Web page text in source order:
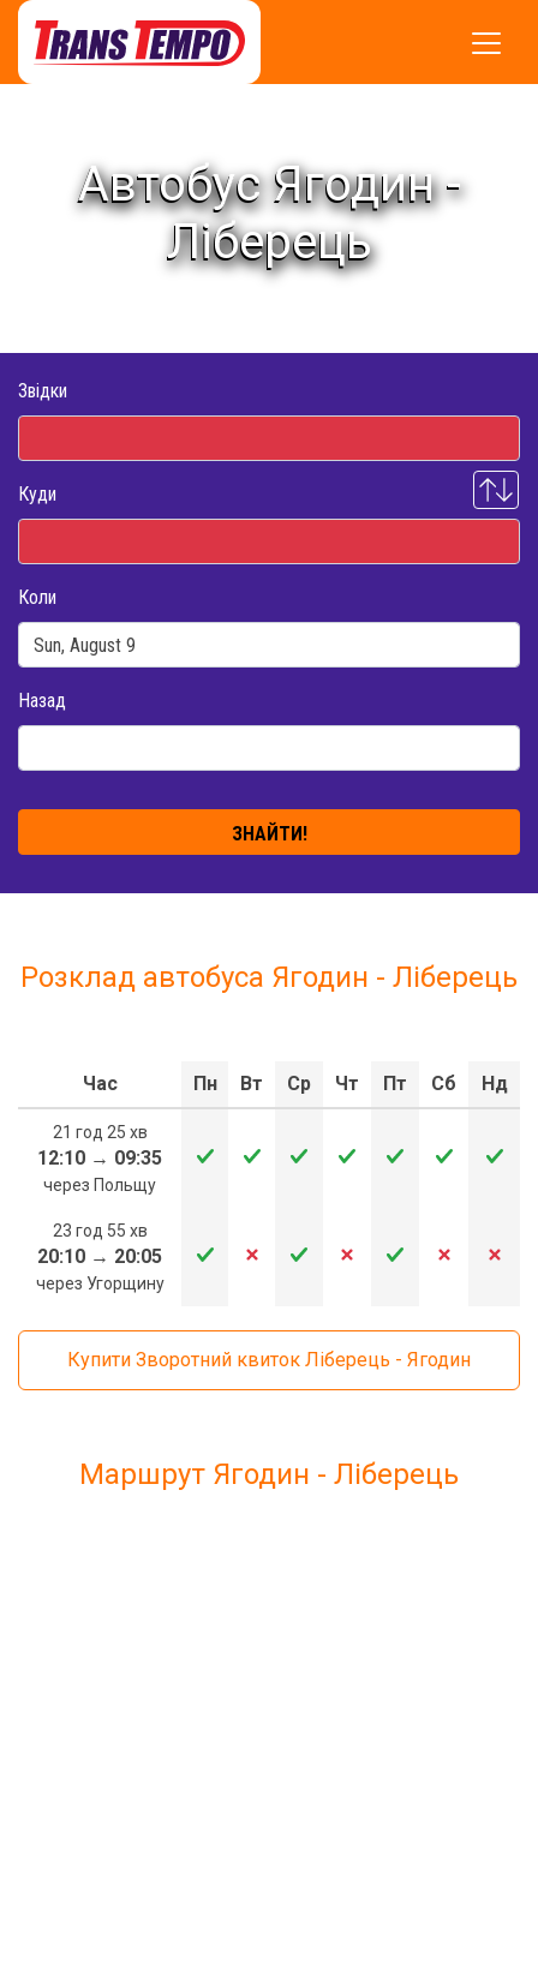
Автобус Ягодин -
Ліберець
Звідки
Куди
Коли
Назад
ЗНАЙТИ!
Розклад автобуса Ягодин - Ліберець
Час Пн Вт Ср Чт Пт Сб Нд
21 год 25 хв
12:10 → 09:35
через Польщу
23 год 55 хв
20:10 → 20:05
через Угорщину
Купити Зворотний квиток Ліберець - Ягодин
Маршрут Ягодин - Ліберець